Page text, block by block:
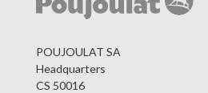
POUJOULAT SA
Headquarters
CS 50016